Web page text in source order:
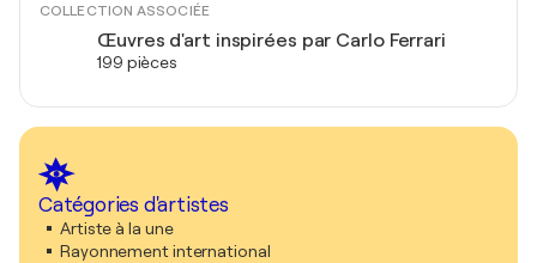
COLLECTION ASSOCIÉE
Œuvres d'art inspirées par Carlo Ferrari
199 pièces
Catégories d'artistes
Artiste à la une
Rayonnement international